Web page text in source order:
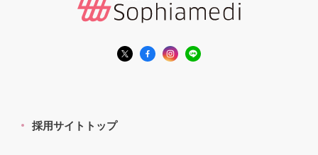
採用サイトトップ